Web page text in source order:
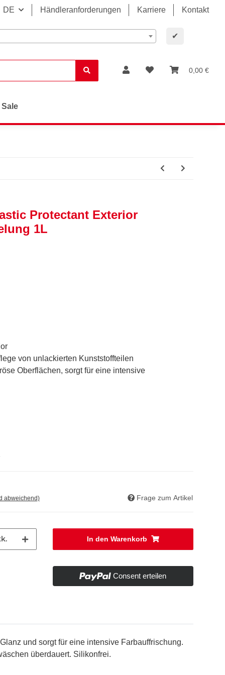
DE Händleranforderungen Karriere Kontakt
✔
0,00 €
Sale
Protectant Exterior
1L
von unlackierten Kunststoffteilen
Oberflächen, sorgt für eine intensive
abweichend) Frage zum Artikel
In den Warenkorb
Consent erteilen
und sorgt für eine intensive Farbauffrischung.
überdauert. Silikonfrei.